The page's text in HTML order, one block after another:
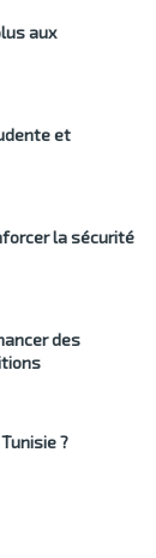
aux
et
la sécurité
des
?